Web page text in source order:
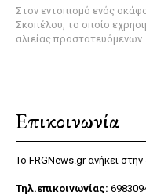
Στον εντοπισμό ενός
Σκοπέλου, το οποίο
αλιείας προστατευόμενων...
Επικοινωνία
Το FRGNews.gr ανήκει στην
Τηλ.επικοινωνίας: